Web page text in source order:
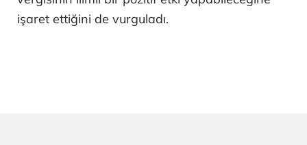
işaret ettiğini de vurguladı.